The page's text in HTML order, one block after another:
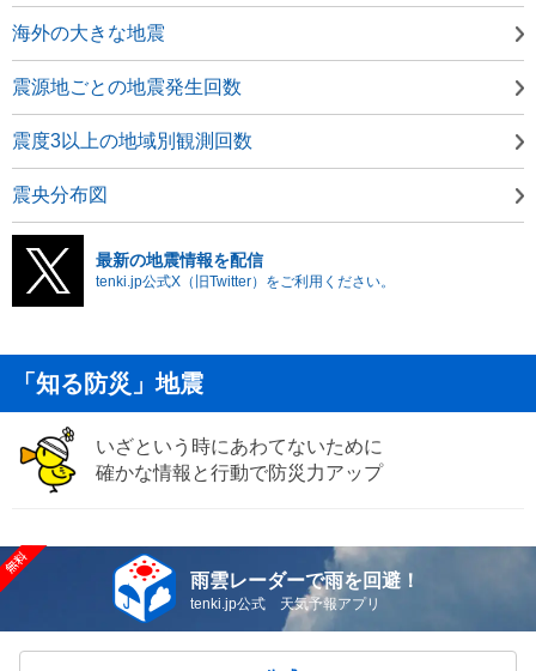
海外の大きな地震
震源地ごとの地震発生回数
震度3以上の地域別観測回数
震央分布図
最新の地震情報を配信
tenki.jp公式X（旧Twitter）をご利用ください。
「知る防災」地震
いざという時にあわてないために
確かな情報と行動で防災力アップ
雨雲レーダーで雨を回避！
tenki.jp公式 天気予報アプリ